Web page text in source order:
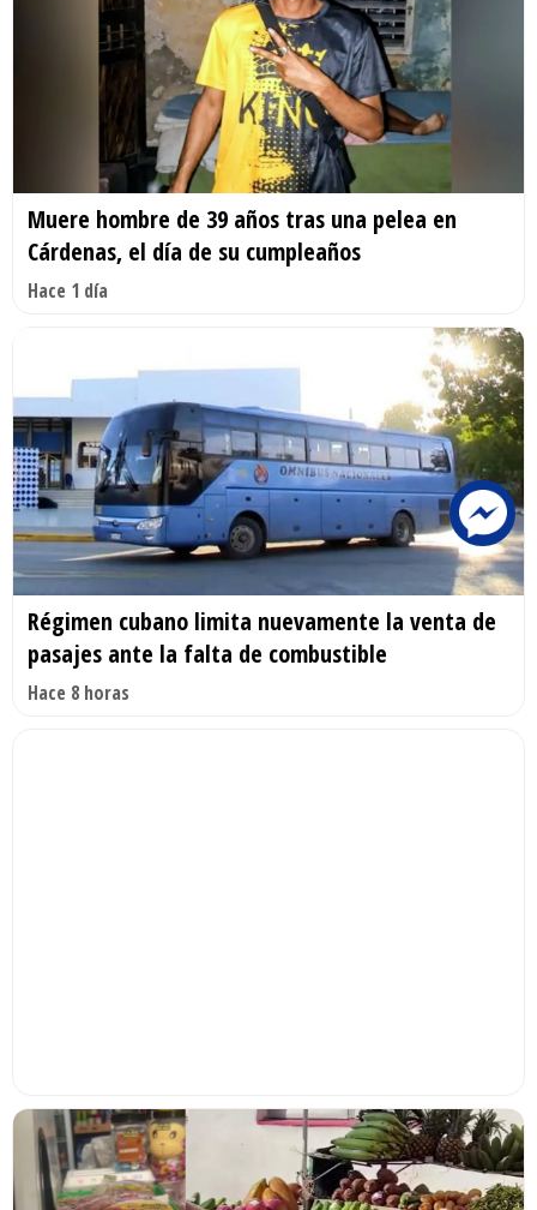
Muere hombre de 39 años tras una pelea en
Cárdenas, el día de su cumpleaños
Hace 1 día
Régimen cubano limita nuevamente la venta de
pasajes ante la falta de combustible
Hace 8 horas